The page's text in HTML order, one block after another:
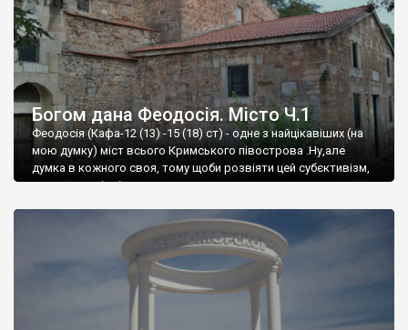
Богом дана Феодосія. Місто Ч.1
Феодосія (Кафа-12 (13) -15 (18) ст) - одне з найцікавіших (на
мою думку) міст всього Кримського півострова .Ну,але
думка в кожного своя, тому щоби розвіяти цей субєктивізм,
запрошую відвідати це